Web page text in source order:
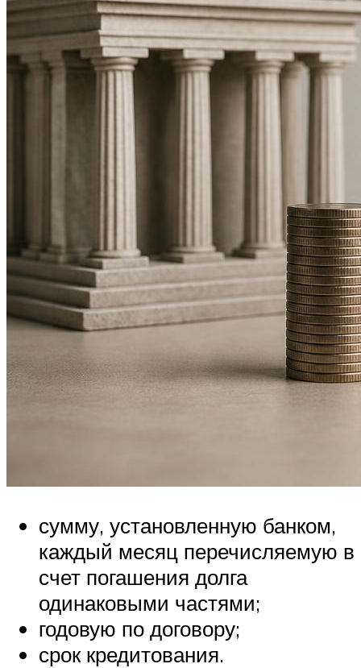
сумму, установленную банком,
каждый месяц перечисляемую в
счет погашения долга
одинаковыми частями;
годовую по договору;
срок кредитования.